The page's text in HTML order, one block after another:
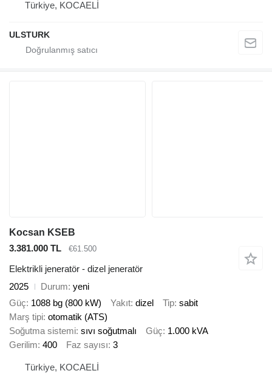
Türkiye, KOCAELİ
ULSTURK
Kocsan KSEB
3.381.000 TL
€61.500
Elektrikli jeneratör - dizel jeneratör
2025
Durum yeni
Güç 1088 bg (800 kW) Yakıt dizel Tip sabit
Marş tipi otomatik (ATS)
Soğutma sistemi sıvı soğutmalı Güç 1.000 kVA
Gerilim 400 Faz sayısı 3
Türkiye, KOCAELİ